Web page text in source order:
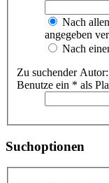
Nach
angegeben
Nach
Zu suchender Autor:
Benutze ein * als
Suchoptionen